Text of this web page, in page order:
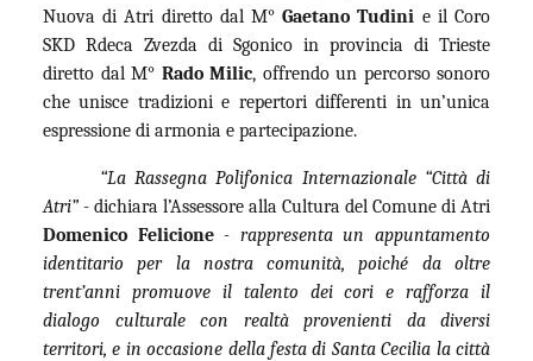
Nuova di Atri diretto dal M°Gaetano Tudini e il Coro
SKD Rdeca Zvezda di Sgonico in provincia di Trieste
diretto dal M° Rado Milic, offrendo un percorso sonoro
che unisce tradizioni e repertori differenti in un’unica
espressione di armonia e partecipazione.
“La Rassegna Polifonica Internazionale “Città di
Atri” - dichiara l’Assessore alla Cultura del Comune di Atri
Domenico Felicione- rappresenta un appuntamento
identitario per la nostra comunità, poiché da oltre
trent’anni promuove il talento dei cori e rafforza il
dialogo culturale con realtà provenienti da diversi
territori, e in occasione della festa di Santa Cecilia la città